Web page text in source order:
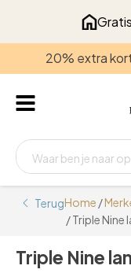
20% extra
TerugHome /
/ Triple Nine
Triple Nine